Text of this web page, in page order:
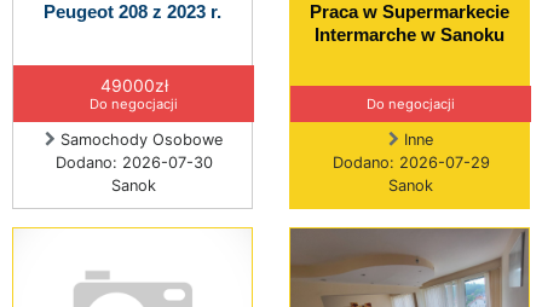
Peugeot 208 z 2023 r.
49000zł
Do negocjacji
Samochody Osobowe
Dodano: 2026-07-30
Sanok
Praca w Supermarkecie
Intermarche w Sanoku
Do negocjacji
Inne
Dodano: 2026-07-29
Sanok